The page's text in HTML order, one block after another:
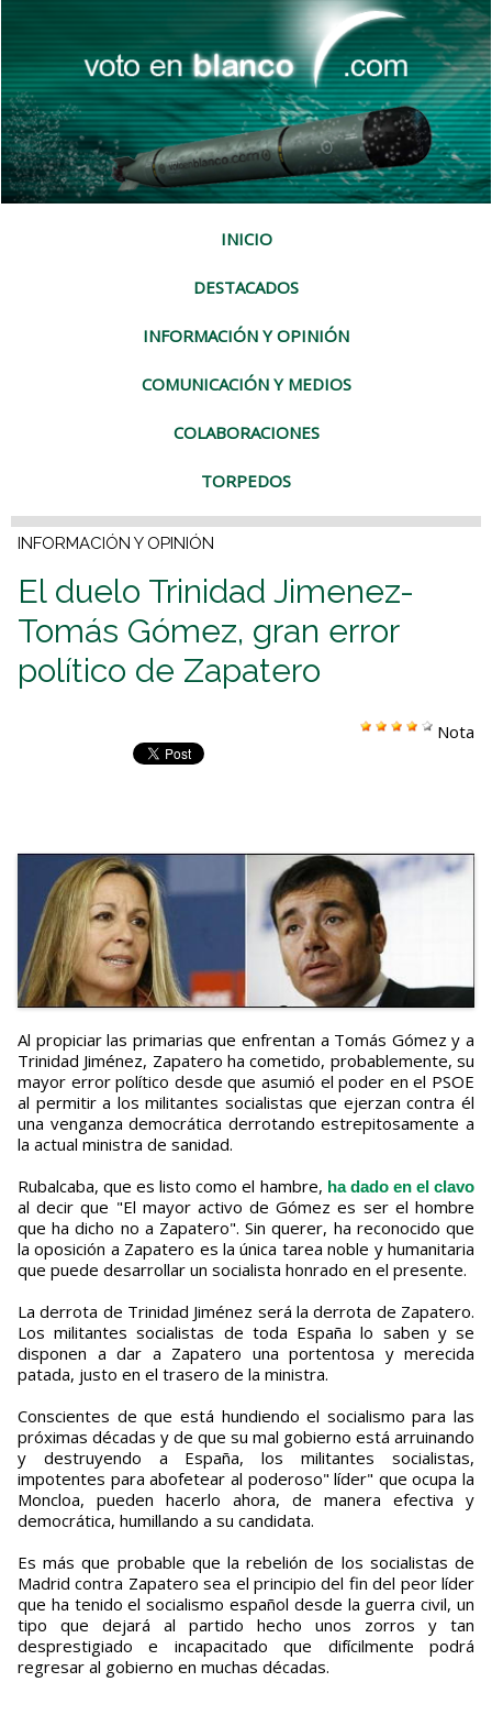
INICIO
DESTACADOS
INFORMACIÓN Y OPINIÓN
COMUNICACIÓN Y MEDIOS
COLABORACIONES
TORPEDOS
INFORMACIÓN Y OPINIÓN
El duelo Trinidad Jimenez-
Tomás Gómez, gran error
político de Zapatero
Nota
Al propiciar las primarias que enfrentan a Tomás Gómez y a
Trinidad Jiménez, Zapatero ha cometido, probablemente, su
mayor error político desde que asumió el poder en el PSOE
al permitir a los militantes socialistas que ejerzan contra él
una venganza democrática derrotando estrepitosamente a
la actual ministra de sanidad.
Rubalcaba, que es listo como el hambre, ha dado en el clavo
al decir que "El mayor activo de Gómez es ser el hombre
que ha dicho no a Zapatero". Sin querer, ha reconocido que
la oposición a Zapatero es la única tarea noble y humanitaria
que puede desarrollar un socialista honrado en el presente.
La derrota de Trinidad Jiménez será la derrota de Zapatero.
Los militantes socialistas de toda España lo saben y se
disponen a dar a Zapatero una portentosa y merecida
patada, justo en el trasero de la ministra.
Conscientes de que está hundiendo el socialismo para las
próximas décadas y de que su mal gobierno está arruinando
y destruyendo a España, los militantes socialistas,
impotentes para abofetear al poderoso" líder" que ocupa la
Moncloa, pueden hacerlo ahora, de manera efectiva y
democrática, humillando a su candidata.
Es más que probable que la rebelión de los socialistas de
Madrid contra Zapatero sea el principio del fin del peor líder
que ha tenido el socialismo español desde la guerra civil, un
tipo que dejará al partido hecho unos zorros y tan
desprestigiado e incapacitado que difícilmente podrá
regresar al gobierno en muchas décadas.